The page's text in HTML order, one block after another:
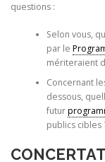
questions :
Selon vous,
par le
mériteraient
Concernant
dessous,
futur
publics cibles